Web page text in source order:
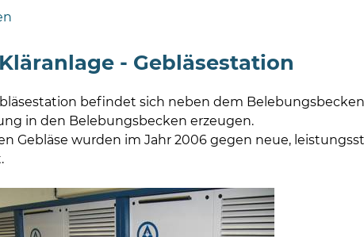
- Gebläsestation
befindet sich neben dem
in den Belebungsbecken erzeugen.
Gebläse wurden im Jahr 2006 gegen neue,